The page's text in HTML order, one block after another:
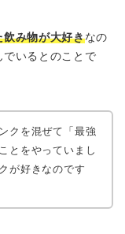
飲み物が大好きなの
でいるとのことで
クを混ぜて「最強
とをやっていまし
が好きなのです